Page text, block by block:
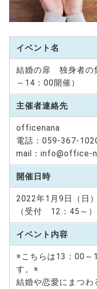
イベント名
結婚の扉 独身者の
～14：00開催）
主催者連絡先
officenana
電話：059-367-
mail：info@office-
開催日時
2022年1月9日（日
（受付 12：45～）
イベント内容
※こちらは13：00～
す。※
結婚や恋愛にまつわ